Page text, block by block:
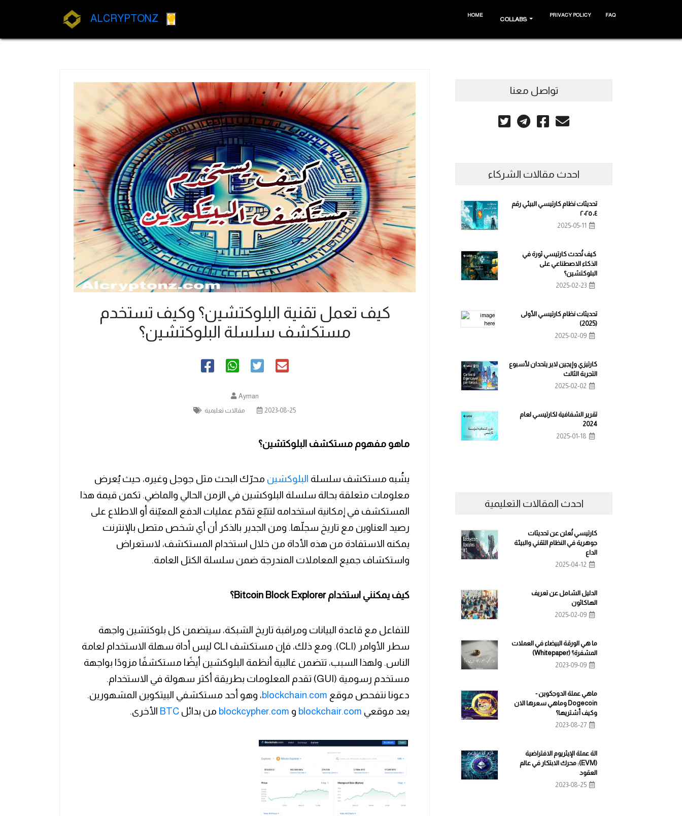
ALCRYPTONZ HOME
COLLABS
PRIVACY POLICY FAQ
كيف تعمل تقنية البلوكتشين؟ وكيف تستخدم
مستكشف سلسلة البلوكتشين؟
Ayman
2023-08-25
مقالات تعليمية
ماهو مفهوم مستكشف البلوكتشين؟
يشُبه مستكشف سلسلة البلوكشين محرّك البحث مثل جوجل وغيره، حيث يُعرض
معلومات متعلقة بحالة سلسلة البلوكشين في الزمن الحالي والماضي. تكمن قيمة هذا
المستكشف في إمكانية استخدامه لتتبّع تقدّم عمليات الدفع المعيّنة أو الاطلاع على
رصيد العناوين مع تاريخ سجلّها. ومن الجدير بالذكر أن أي شخص متصل بالإنترنت
يمكنه الاستفادة من هذه الأداة من خلال استخدام المستكشف، لاستعراض
واستكشاف جميع المعاملات المندرجة ضمن سلسلة الكتل العامة.
كيف يمكنني استخدام Bitcoin Block Explorer؟
للتفاعل مع قاعدة البيانات ومراقبة تاريخ الشبكة، سيتضمن كل بلوكتشين واجهة
سطر الأوامر (CLI). ومع ذلك، فإن مستكشف CLI ليس أداة سهلة الاستخدام لعامة
الناس. ولهذا السبب، تتضمن غالبية أنظمة البلوكشين أيضًا مستكشفًا مزودًا بواجهة
مستخدم رسومية (GUI) تقدم المعلومات بطريقة أكثر سهولة في الاستخدام.
دعونا نتفحص موقع blockchain.com، وهو أحد مستكشفي البيتكوين المشهورين.
يعد موقعي blockchair.com و blockcypher.com من بدائل BTC الأخرى.
تواصل معنا
احدث مقالات الشركاء
تحديثات نظام كارتيسي البيئي رقم
٤، ٢٠٢٥
2025-05-11
كيف تُحدث كارتيسي ثورة في
الذكاء الاصطناعي على
البلوكتشين؟
2025-02-23
تحديثات نظام كارتيسي الأولى
(2025)
2025-02-09
كارتيزي وإيجين لاير يتحدان لأسبوع
التجربة الثالث
2025-02-02
تقرير الشفافية لكارتيسي لعام
2024
2025-01-18
احدث المقالات التعليمية
كارتيسي تُعلن عن تحديثات
جوهرية في النظام التقني والبيئة
الداع
2025-04-12
الدليل الشامل عن تعريف
الهاكاثون
2025-02-09
ما هي الورقة البيضاء في العملات
المشفرة؟ (Whitepaper)
2023-09-09
ماهي عملة الدوجكوين -
Dogecoin وماهي سعرها الان
وكيف أشتريها؟
2023-08-27
الة عملة الإيثريوم الافتراضية
(EVM): محرك الابتكار في عالم
العقود
2023-08-25